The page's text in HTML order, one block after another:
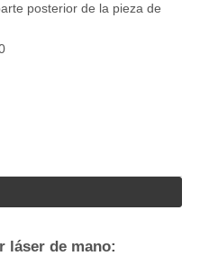
posterior de la pieza de
láser de mano: